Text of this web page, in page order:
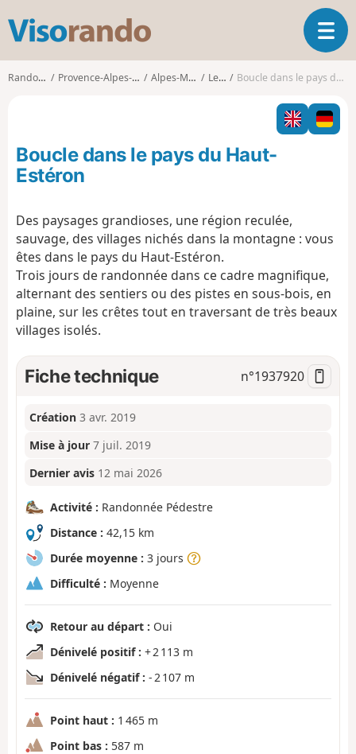
s
o
o
O
u
i
r
l
g
i
n
Randonnées Provence-Alpes-Côte d'Azur Alpes-Maritimes Le Mas Boucle dans le pays du Haut-Estéron
Boucle dans le pays du Haut-
Estéron
Des paysages grandioses, une région reculée,
sauvage, des villages nichés dans la montagne : vous
êtes dans le pays du Haut-Estéron.
Trois jours de randonnée dans ce cadre magnifique,
alternant des sentiers ou des pistes en sous-bois, en
plaine, sur les crêtes tout en traversant de très beaux
villages isolés.
Fiche technique n°1937920
Création 3 avr. 2019
Mise à jour 7 juil. 2019
Dernier avis 12 mai 2026
Activité : Randonnée Pédestre
Distance : 42,15 km
Durée moyenne : 3 jours
Difficulté : Moyenne
Retour au départ : Oui
Dénivelé positif : + 2 113 m
Dénivelé négatif : - 2 107 m
Point haut : 1 465 m
Point bas : 587 m